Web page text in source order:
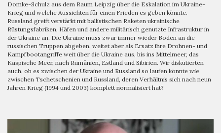
Domke-Schulz aus dem Raum Leipzig über die Eskalation im Ukraine-
Krieg und welche Aussichten für einen Frieden es geben könnte.
Russland greift verstärkt mit ballistischen Raketen ukrainische
Rüstungsfabriken, Häfen und andere militärisch genutzte Infrastruktur in
der Ukraine an. Die Ukraine muss zwar immer wieder Boden an die
russischen Truppen abgeben, weitet aber als Ersatz ihre Drohnen- und
Kampfbootangriffe weit über die Ukraine aus, bis ins Mittelmeer, das
Kaspische Meer, nach Rumänien, Estland und Sibirien. Wir diskutierten
auch, ob es zwischen der Ukraine und Russland so laufen könnte wie
zwischen Tschetschenien und Russland, deren Verhältnis sich nach neun
Jahren Krieg (1994 und 2003) komplett normalisiert hat?